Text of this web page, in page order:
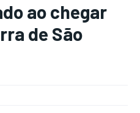
ao chegar
de São